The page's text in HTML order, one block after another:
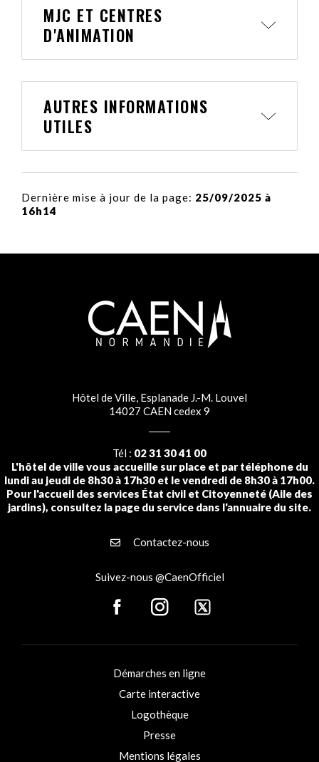
MJC ET CENTRES
D'ANIMATION
AUTRES INFORMATIONS
UTILES
Dernière mise à jour de la page: 25/09/2025 à
16h14
Hôtel de Ville, Esplanade J.-M. Louvel
14027 CAEN cedex 9
Tél : 02 31 30 41 00
L'hôtel de ville vous accueille sur place et par téléphone du
lundi au jeudi de 8h30 à 17h30 et le vendredi de 8h30 à 17h00.
Pour l'accueil des services État civil et Citoyenneté (Aile des
jardins), consultez la page du service dans l'annuaire du site.
Contactez-nous
Suivez-nous @CaenOfficiel
Démarches en ligne
Carte interactive
Logothèque
Presse
Mentions légales